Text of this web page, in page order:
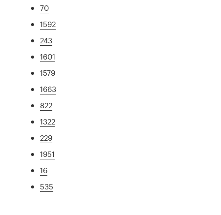
70
1592
243
1601
1579
1663
822
1322
229
1951
16
535